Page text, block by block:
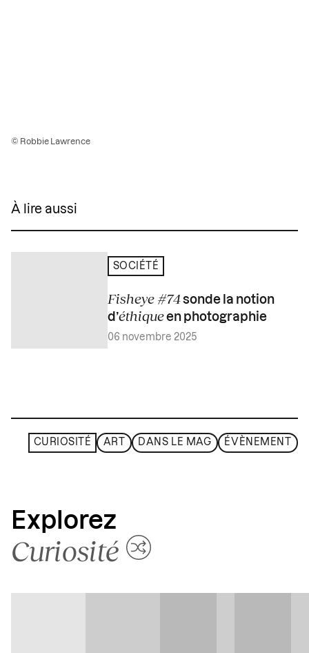
© Robbie Lawrence
À lire aussi
SOCIÉTÉ
Fisheye #74sonde la notion
d’éthiqueen photographie
06 novembre 2025
CURIOSITÉ ART DANS LE MAG ÉVÈNEMENT
Explorez
Curiosité